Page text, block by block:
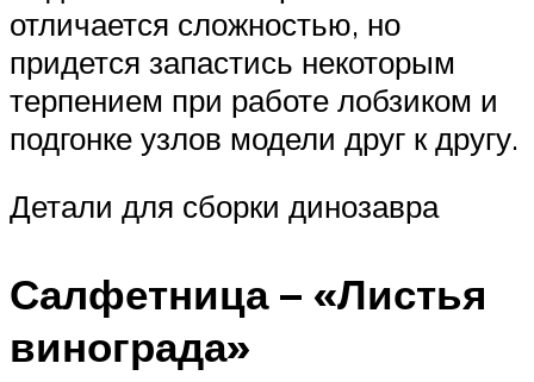
отличается сложностью, но
придется запастись некоторым
терпением при работе лобзиком и
подгонке узлов модели друг к другу.
Детали для сборки динозавра
Салфетница – «Листья
винограда»